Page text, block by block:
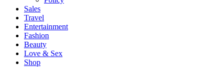
Sales
Travel
Entertainment
Fashion
Beauty
Love & Sex
Shop